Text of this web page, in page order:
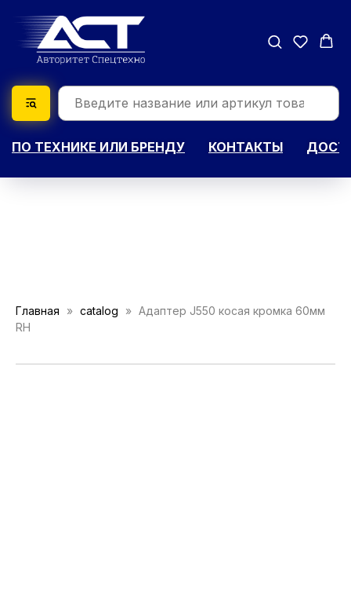
ПО ТЕХНИКЕ ИЛИ БРЕНДУ КОНТАКТЫ
Главная catalog
Адаптер J550 косая кромка 60мм
RH